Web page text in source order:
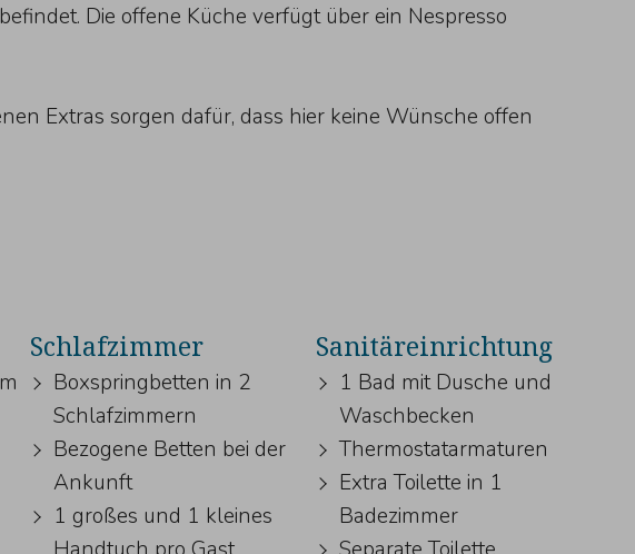
Die offene Küche verfügt über ein Nespresso
Extras sorgen dafür, dass hier keine Wünsche offen
Schlafzimmer
Boxspringbetten in 2
Schlafzimmern
Bezogene Betten bei der
Ankunft
1 großes und 1 kleines
Sanitäreinrichtung
1 Bad mit Dusche und
Waschbecken
Thermostatarmaturen
Extra Toilette in 1
Badezimmer